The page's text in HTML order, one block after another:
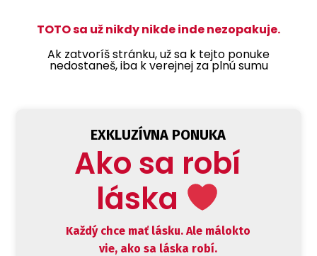
TOTO sa už nikdy nikde inde nezopakuje.
Ak zatvoríš stránku, už sa k tejto ponuke
nedostaneš, iba k verejnej za plnú sumu
EXKLUZÍVNA PONUKA
Ako sa robí
láska
Každý chce mať lásku. Ale málokto
vie, ako sa láska robí.